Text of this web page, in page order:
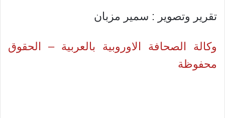
تقرير وتصوير : سمير مزبان
وكالة الصحافة الاوروبية بالعربية – الحقوق
محفوظة